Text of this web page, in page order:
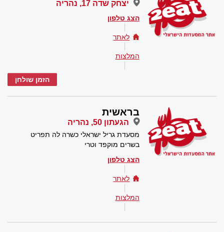
יצחק שדה 17, נהריה
הצג טלפון
לאתר
המלצות
הזמן שולחן
בראשית
הגעתון 50, נהריה
מסעדת גריל ישראלי כשרה לה תפריט
בשרים מוקפד וטרי
הצג טלפון
לאתר
המלצות